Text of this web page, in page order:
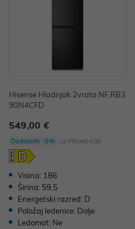
Hisense Hladnjak 2vrata NF,RB3
90N4CFD
549,00 €
Dodatnih -5% uz PROMO KOD
Visina: 186
Širina: 59,5
Energetski razred: D
Položaj ledenice: Dolje
Ledomat: Ne